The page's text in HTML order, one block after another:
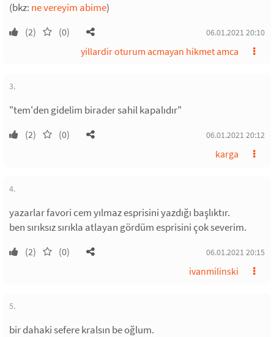
(bkz: ne vereyim abime)
(2) (0) 06.01.2021 20:10
yillardir oturum acmayan hikmet amca
3.
"tem'den gidelim birader sahil kapalıdır"
(2) (0) 06.01.2021 20:12
karga
4.
yazarlar favori cem yılmaz esprisini yazdığı başlıktır.
ben sırıksız sırıkla atlayan gördüm esprisini çok severim.
(2) (0) 06.01.2021 20:15
ivanmilinski
5.
bir dahaki sefere kralsın be oğlum.